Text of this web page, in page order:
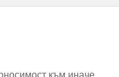
към иначе